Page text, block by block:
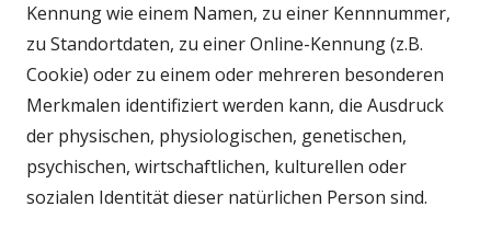
Kennung wie einem Namen, zu einer Kennnummer,
zu Standortdaten, zu einer Online-Kennung (z.B.
Cookie) oder zu einem oder mehreren besonderen
Merkmalen identifiziert werden kann, die Ausdruck
der physischen, physiologischen, genetischen,
psychischen, wirtschaftlichen, kulturellen oder
sozialen Identität dieser natürlichen Person sind.